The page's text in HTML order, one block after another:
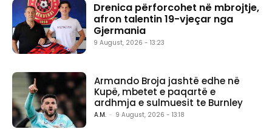
Drenica përforcohet në mbrojtje,
afron talentin 19-vjeçar nga
Gjermania
9 August, 2026 - 13:23
Armando Broja jashtë edhe në
Kupë, mbetet e paqartë e
ardhmja e sulmuesit te Burnley
A.M. - 9 August, 2026 - 13:18